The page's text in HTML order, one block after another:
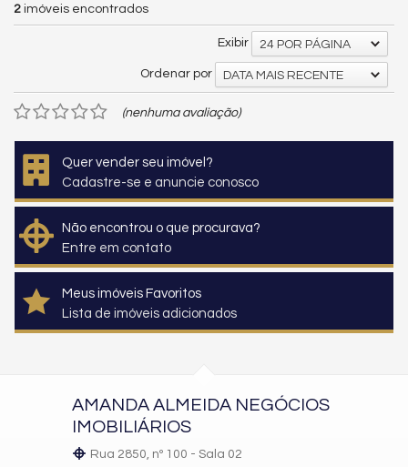
2 imóveis encontrados
Exibir 24 POR PÁGINA
Ordenar por DATA MAIS RECENTE
(nenhuma avaliação)
Quer vender seu imóvel?
Cadastre-se e anuncie conosco
Não encontrou o que procurava?
Entre em contato
Meus imóveis Favoritos
Lista de imóveis adicionados
AMANDA ALMEIDA NEGÓCIOS
IMOBILIÁRIOS
Rua 2850, nº 100 - Sala 02